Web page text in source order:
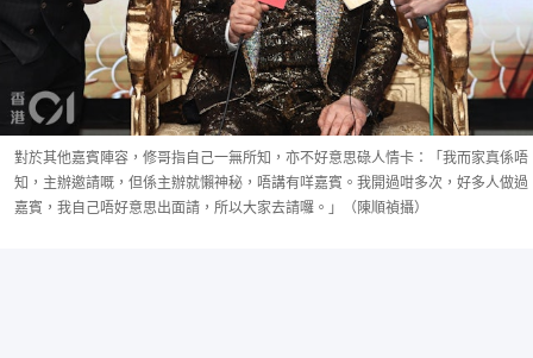
對於其他嘉賓陣容，修哥指自己一無所知，亦不好意思碌人情卡：「我而家真係唔
知，主辦邀請嘅，但係主辦就懶神秘，唔講有咩嘉賓。我開過咁多次，好多人做過
嘉賓，我自己唔好意思出面請，所以大家去請囉。」（陳順禎攝）